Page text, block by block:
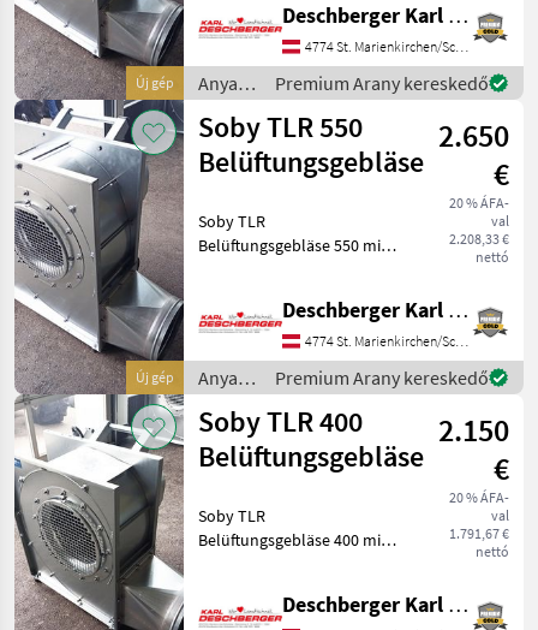
Anyagmozgatas
Ventillator
Soby
KATEGÓRIA
KIVÁLASZTÁSA
Soby
Auer
Buchmann
Gruber
Mengele
Epple
Mind a 7
megjelenítése
MARKETPLACE
Új gép
Handgriff, Ausblasstutzen
Dm 300 mm, Ausführung
verzinkt mit
Motorschutzschalter mit
Deschberger Karl Landtechnik GesmbH & Co KG
4774 St. Marienkirchen/Schärding
Anyagmozgatás
/ Soby
Premium Arany kereskedő
Új gép
Soby TLR 550
Belüftungsgebläse
2.650
€
20 % ÁFA-
val
2.208,33 €
nettó
Soby TLR
Belüftungsgebläse 550 mit
Handgriff, Ausblasstutzen
Dm 300 mm, Ausführung
verzinkt mit
Motorschutzschalter mit
Deschberger Karl Landtechnik GesmbH & Co KG
4774 St. Marienkirchen/Schärding
Anyagmozgatás
/ Soby
Premium Arany kereskedő
Soby TLR 400
Belüftungsgebläse
2.150
€
20 % ÁFA-
val
1.791,67 €
nettó
Soby TLR
Belüftungsgebläse 400 mit
Handgriff, Ausblasstutzen
Deschberger Karl Landtechnik GesmbH & Co KG